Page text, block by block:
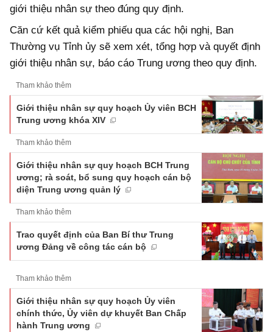
giới thiệu nhân sự theo đúng quy định.
Căn cứ kết quả kiểm phiếu qua các hội nghị, Ban
Thường vụ Tỉnh ủy sẽ xem xét, tổng hợp và quyết định
giới thiệu nhân sự, báo cáo Trung ương theo quy định.
Tham khảo thêm
Giới thiệu nhân sự quy hoạch Ủy viên BCH
Trung ương khóa XIV
Tham khảo thêm
Giới thiệu nhân sự quy hoạch BCH Trung
ương; rà soát, bổ sung quy hoạch cán bộ
diện Trung ương quản lý
Tham khảo thêm
Trao quyết định của Ban Bí thư Trung
ương Đảng về công tác cán bộ
Tham khảo thêm
Giới thiệu nhân sự quy hoạch Ủy viên
chính thức, Ủy viên dự khuyết Ban Chấp
hành Trung ương